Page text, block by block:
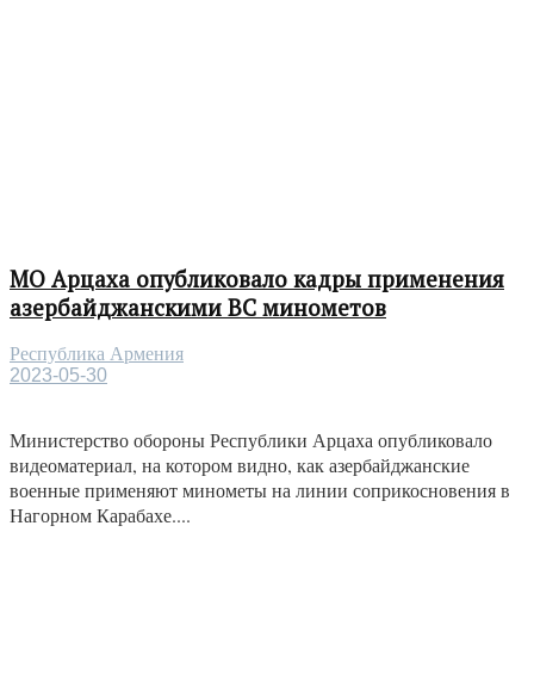
МО Арцаха опубликовало кадры применения
азербайджанскими ВС минометов
Республика Армения
2023-05-30
Министерство обороны Республики Арцаха опубликовало
видеоматериал, на котором видно, как азербайджанские
военные применяют минометы на линии соприкосновения в
Нагорном Карабахе....